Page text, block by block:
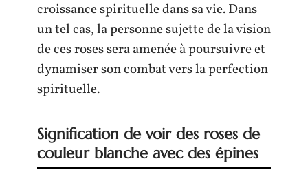
croissance spirituelle dans sa vie. Dans
un tel cas, la personne sujette de la vision
de ces roses sera amenée à poursuivre et
dynamiser son combat vers la perfection
spirituelle.
Signification de voir des roses de
couleur blanche avec des épines